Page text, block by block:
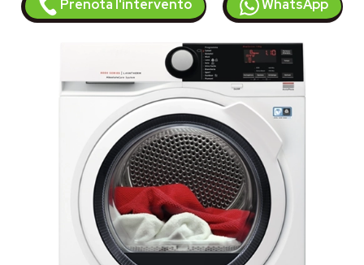
Prenota l'intervento WhatsApp